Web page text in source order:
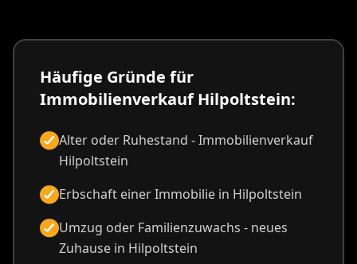
Häufige Gründe für
Immobilienverkauf Hilpoltstein:
Alter oder Ruhestand - Immobilienverkauf
Hilpoltstein
Erbschaft einer Immobilie in Hilpoltstein
Umzug oder Familienzuwachs - neues
Zuhause in Hilpoltstein